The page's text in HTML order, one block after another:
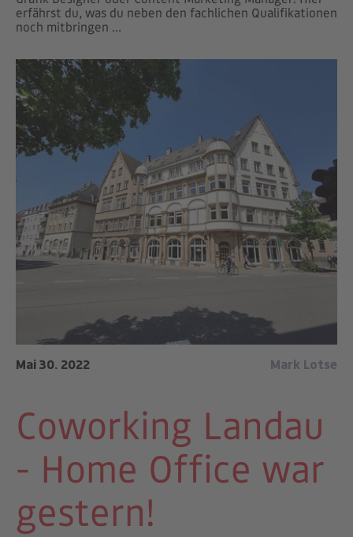
erfährst du, was du neben den fachlichen Qualifikationen
noch mitbringen ...
Mai 30. 2022 Mark Lotse
Coworking Landau
- Home Office war
gestern!